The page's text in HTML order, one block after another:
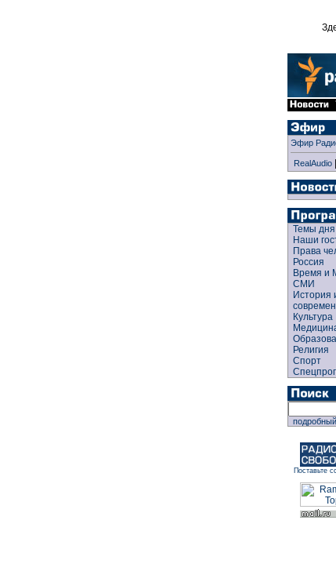
Эфир
RealAudio|
Темы дня
Наши
Права
Россия
Время и
СМИ
История
Культура
Религия
Спорт
Поставьте